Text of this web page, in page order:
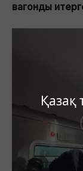
Қазақ
вагонды